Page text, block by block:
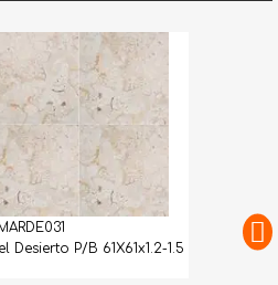
P/B 61X61x1.2-1.5